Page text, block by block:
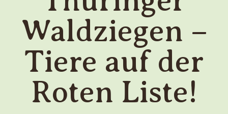
Waldziegen –
Tiere auf der
Roten Liste!